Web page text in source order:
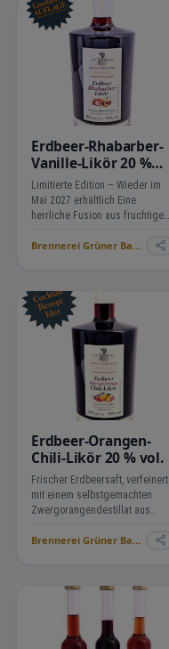
Erdbeer-Rhabarber-
Vanille-Likör 20 %
vol. (AUSVERKAUFT)
Limitierte Edition – Wieder im
Mai 2027 erhältlich Eine
herrliche Fusion aus fruchtigen
Rhabarber, verfeinert mit einer
Rhabarbergeschmack v…
Brennerei Grüner Baum ›
Erdbeer-Orangen-
Chili-Likör 20 % vol.
Frischer Erdbeersaft, verfeinert
mit einem selbstgemachten
Zwergorangendestillat aus
Chiliabgang am Gaumen. Dieser
Sommeraperit…
Brennerei Grüner Baum ›